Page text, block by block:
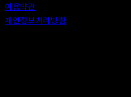
이용약관
개인정보처리방침